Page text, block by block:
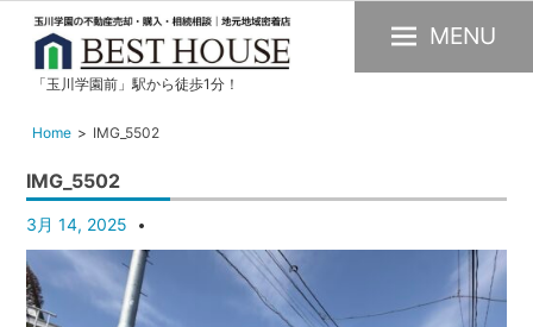
玉
川
園
の
不
動
産
「玉川学園前」駅から徒歩1分！
MENU
Home IMG_5502
IMG_5502
3月 14, 2025